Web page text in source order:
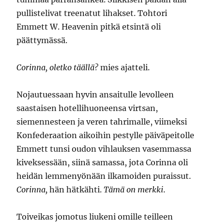
pullistelivat treenatut lihakset. Tohtori
Emmett W. Heavenin pitkä etsintä oli
päättymässä.
Corinna, oletko täällä?mies ajatteli.
Nojautuessaan hyvin ansaitulle levolleen
saastaisen hotellihuoneensa virtsan,
siemennesteen ja veren tahrimalle, viimeksi
Konfederaation aikoihin pestylle päiväpeitolle
Emmett tunsi oudon vihlauksen vasemmassa
kiveksessään, siinä samassa, jota Corinna oli
heidän lemmenyönään ilkamoiden puraissut.
Corinna,hän hätkähti. Tämä on merkki.
Toiveikas jomotus liukeni omille teilleen